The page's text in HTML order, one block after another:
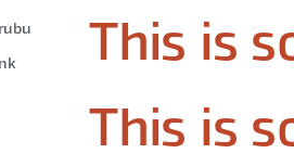
This is
This is